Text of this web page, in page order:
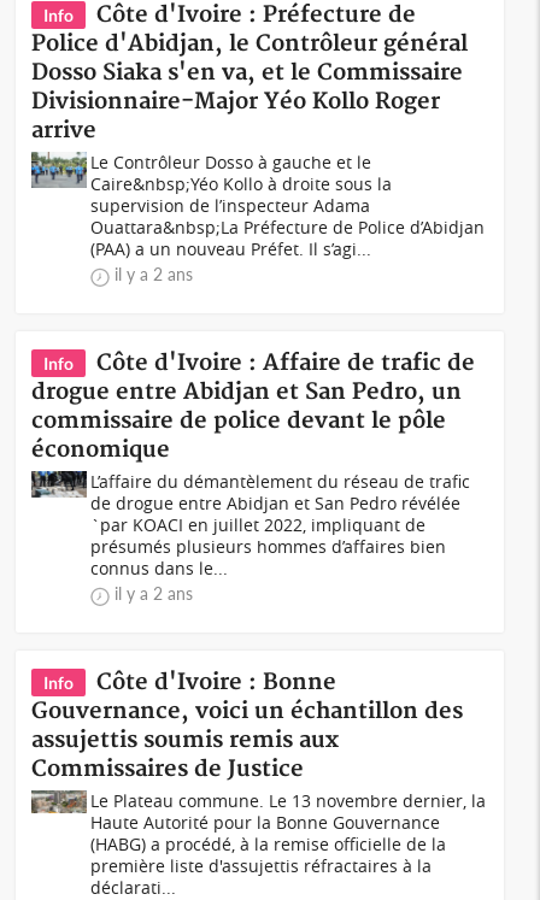
Info
Côte d'Ivoire : Préfecture de
Police d'Abidjan, le Contrôleur général
Dosso Siaka s'en va, et le Commissaire
Divisionnaire-Major Yéo Kollo Roger
arrive
Le Contrôleur Dosso à gauche et le
Caire&nbsp;Yéo Kollo à droite sous la
supervision de l’inspecteur Adama
Ouattara&nbsp;La Préfecture de Police d’Abidjan
(PAA) a un nouveau Préfet. Il s’agi...
il y a 2 ans
Info
Côte d'Ivoire : Affaire de trafic de
drogue entre Abidjan et San Pedro, un
commissaire de police devant le pôle
économique
L’affaire du démantèlement du réseau de trafic
de drogue entre Abidjan et San Pedro révélée
`par KOACI en juillet 2022, impliquant de
présumés plusieurs hommes d’affaires bien
connus dans le...
il y a 2 ans
Info
Côte d'Ivoire : Bonne
Gouvernance, voici un échantillon des
assujettis soumis remis aux
Commissaires de Justice
Le Plateau commune. Le 13 novembre dernier, la
Haute Autorité pour la Bonne Gouvernance
(HABG) a procédé, à la remise officielle de la
première liste d'assujettis réfractaires à la
déclarati...